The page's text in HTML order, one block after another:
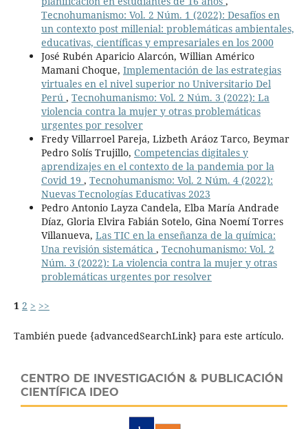
Tecnohumanismo: Vol. 2 Núm. 1 (2022): Desafíos en
un contexto post millenial: problemáticas ambientales,
educativas, científicas y empresariales en los 2000
José Rubén Aparicio Alarcón, Willian Américo
Mamani Choque, Implementación de las estrategias
virtuales en el nivel superior no Universitario Del
Perú , Tecnohumanismo: Vol. 2 Núm. 3 (2022): La
violencia contra la mujer y otras problemáticas
urgentes por resolver
Fredy Villarroel Pareja, Lizbeth Aráoz Tarco, Beymar
Pedro Solís Trujillo, Competencias digitales y
aprendizajes en el contexto de la pandemia por la
Covid 19 , Tecnohumanismo: Vol. 2 Núm. 4 (2022):
Nuevas Tecnologías Educativas 2023
Pedro Antonio Layza Candela, Elba María Andrade
Díaz, Gloria Elvira Fabián Sotelo, Gina Noemí Torres
Villanueva, Las TIC en la enseñanza de la química:
Una revisión sistemática , Tecnohumanismo: Vol. 2
Núm. 3 (2022): La violencia contra la mujer y otras
problemáticas urgentes por resolver
1 2 > >>
También puede {advancedSearchLink} para este artículo.
CENTRO DE INVESTIGACIÓN & PUBLICACIÓN
CIENTÍFICA IDEO